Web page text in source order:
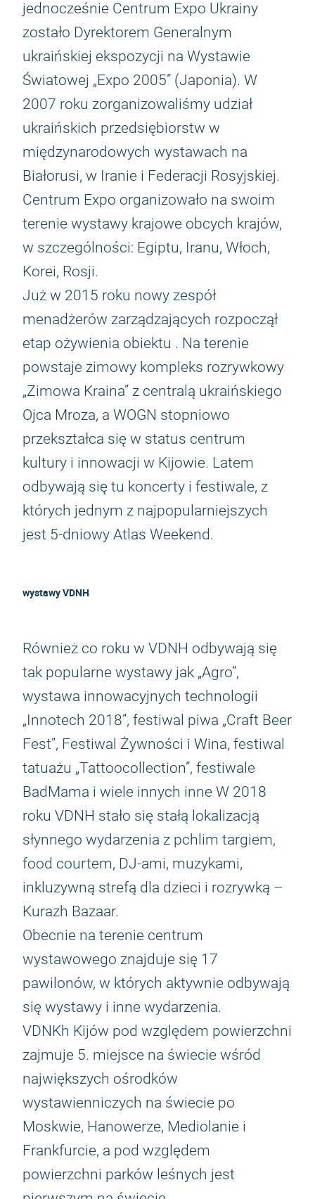
jednocześnie Centrum Expo Ukrainy
zostało Dyrektorem Generalnym
ukraińskiej ekspozycji na Wystawie
Światowej „Expo 2005” (Japonia). W
2007 roku zorganizowaliśmy udział
ukraińskich przedsiębiorstw w
międzynarodowych wystawach na
Białorusi, w Iranie i Federacji Rosyjskiej.
Centrum Expo organizowało na swoim
terenie wystawy krajowe obcych krajów,
w szczególności: Egiptu, Iranu, Włoch,
Korei, Rosji.
Już w 2015 roku nowy zespół
menadżerów zarządzających rozpoczął
etap ożywienia obiektu . Na terenie
powstaje zimowy kompleks rozrywkowy
„Zimowa Kraina” z centralą ukraińskiego
Ojca Mroza, a WOGN stopniowo
przekształca się w status centrum
kultury i innowacji w Kijowie. Latem
odbywają się tu koncerty i festiwale, z
których jednym z najpopularniejszych
jest 5-dniowy Atlas Weekend.
wystawy VDNH
Również co roku w VDNH odbywają się
tak popularne wystawy jak „Agro”,
wystawa innowacyjnych technologii
„Innotech 2018”, festiwal piwa „Craft Beer
Fest”, Festiwal Żywności i Wina, festiwal
tatuażu „Tattoocollection”, festiwale
BadMama i wiele innych inne W 2018
roku VDNH stało się stałą lokalizacją
słynnego wydarzenia z pchlim targiem,
food courtem, DJ-ami, muzykami,
inkluzywną strefą dla dzieci i rozrywką –
Kurazh Bazaar.
Obecnie na terenie centrum
wystawowego znajduje się 17
pawilonów, w których aktywnie odbywają
się wystawy i inne wydarzenia.
VDNKh Kijów pod względem powierzchni
zajmuje 5. miejsce na świecie wśród
największych ośrodków
wystawienniczych na świecie po
Moskwie, Hanowerze, Mediolanie i
Frankfurcie, a pod względem
powierzchni parków leśnych jest